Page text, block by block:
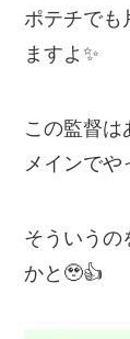
ポテチでも
ますよ✨
この監督は
メインでや
そういうの
かと🥹👍